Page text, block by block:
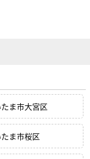
ま市大宮区
ま市桜区